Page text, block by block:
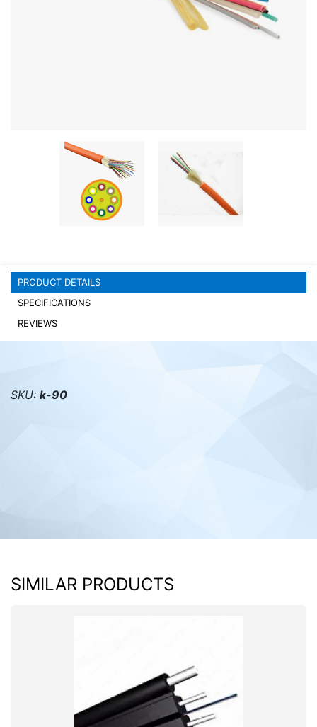
PC components
PRODUCT DETAILS
SPECIFICATIONS
REVIEWS
SKU: k-90
SIMILAR PRODUCTS